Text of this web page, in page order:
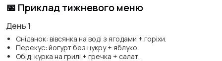
📅 Приклад тижневого меню
День 1
Сніданок: вівсянка на воді з ягодами + горіхи.
Перекус: йогурт без цукру + яблуко.
Обід: курка на грилі + гречка + салат.